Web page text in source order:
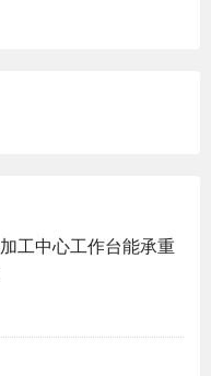
工中心工作台能承重